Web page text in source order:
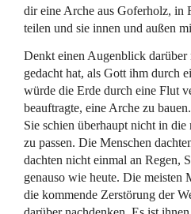
dir eine Arche aus Goferholz, in
teilen und sie innen und außen
Denkt einen Augenblick
gedacht hat, als Gott ihm durch
würde die Erde durch eine Flut
beauftragte, eine Arche zu
Sie schien überhaupt nicht in die
zu passen. Die Menschen
dachten nicht einmal an Regen,
genauso wie heute. Die meisten
die kommende Zerstörung der